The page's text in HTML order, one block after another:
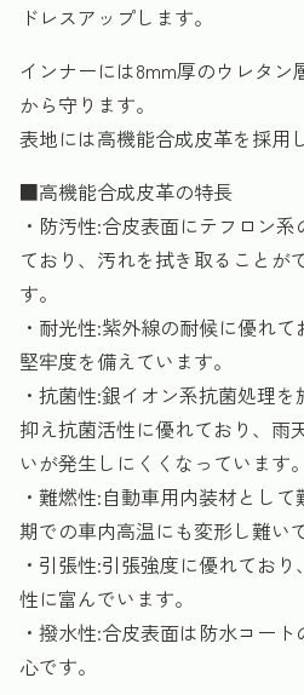
ドレスアップします。
インナーには8mm厚のウレタ
から守ります。
表地には高機能合成皮革を採用
■高機能合成皮革の特長
・防汚性:合皮表面にテフロン
ており、汚れを拭き取ることが
す。
・耐光性:紫外線の耐候に優れ
堅牢度を備えています。
・抗菌性:銀イオン系抗菌処理
抑え抗菌活性に優れており、雨
いが発生しにくくなっています。
・難燃性:自動車用内装材とし
期での車内高温にも変形し難い
・引張性:引張強度に優れてお
性に富んでいます。
・撥水性:合皮表面は防水コー
心です。